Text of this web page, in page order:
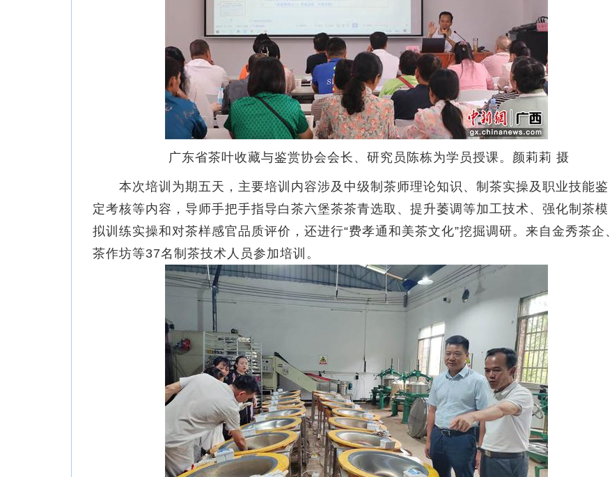
广东省茶叶收藏与鉴赏协会会长、研究员陈栋为学员授课。颜莉莉 摄
本次培训为期五天，主要培训内容涉及中级制茶师理论知识、制茶实操及职业技能鉴
定考核等内容，导师手把手指导白茶六堡茶茶青选取、提升萎调等加工技术、强化制茶模
拟训练实操和对茶样感官品质评价，还进行“费孝通和美茶文化”挖掘调研。来自金秀茶企、
茶作坊等37名制茶技术人员参加培训。